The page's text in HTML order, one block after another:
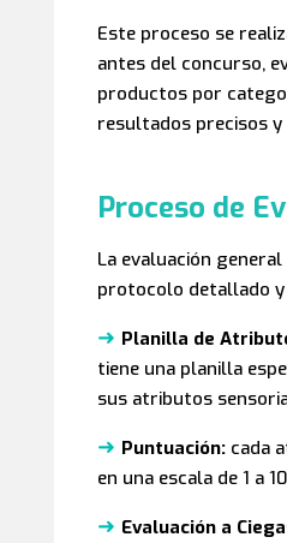
Este proceso se
antes del concurso,
productos por
resultados precisos y
Proceso de
La evaluación
protocolo detallado
➜ Planilla de
tiene una planilla
sus atributos
➜ Puntuación:cada
en una escala de 1 a
➜ Evaluación a